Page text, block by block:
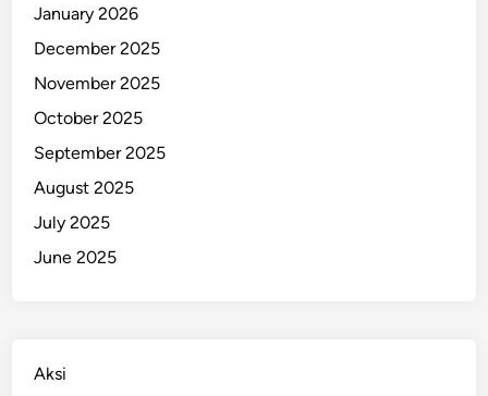
s
i
January 2026
December 2025
November 2025
October 2025
September 2025
August 2025
July 2025
June 2025
Aksi